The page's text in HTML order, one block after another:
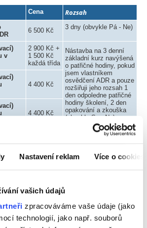
Nastavení reklam Více o cookies
vašich údajů
zpracováváme vaše údaje (jako
technologií, jako např. souborů
Cena Rozsah
6 500 Kč 3 dny (obvykle Pá - Ne)
v
2 900 Kč +
1 500 Kč
každá třída
Nástavba na 3 denní
základní kurz navýšená
o patřičné hodiny, pokud
jsem vlastníkem
osvědčení ADR a pouze
rozšiřuji jeho rozsah 1
den odpoledne patřičné
hodiny školení, 2 den
opakování a zkouška
(obvykle So - Ne)
4 400 Kč
4 400 Kč
4 500 Kč
2 dny (obvykle So - Ne)
1
3 000 Kč
2 den opakování a
zkouška (obvykle So -
Ne)